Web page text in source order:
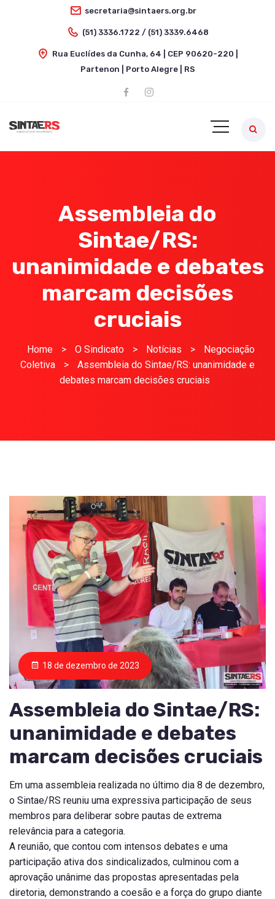
secretaria@sintaers.org.br
(51) 3336.1722 / (51) 3339.6468
Rua Euclídes da Cunha, 64 | CEP 90620-220 |
Partenon | Porto Alegre | RS
Assembleia do
Sintae/RS:
unanimidade e debates
marcam decisões
cruciais
Home > O Sindicato > Notícias >
Negociação
Coletiva
>
Assembleia do Sintae/RS: unanimidade e
debates marcam decisões cruciais
18 de dezembro de 2023
Assembleia do Sintae/RS:
unanimidade e debates
marcam decisões cruciais
Em uma assembleia realizada no último dia 8 de dezembro,
o Sintae/RS reuniu uma expressiva participação de seus
membros para deliberar sobre pautas de extrema
relevância para a categoria.
A reunião, que contou com intensos debates e uma
participação ativa dos sindicalizados, culminou com a
aprovação unânime das propostas apresentadas pela
diretoria, demonstrando a coesão e a força do grupo diante